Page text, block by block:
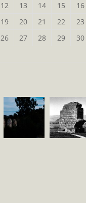
12 13 14 15
16
19 20 21 22
23
26 27 28 29
30